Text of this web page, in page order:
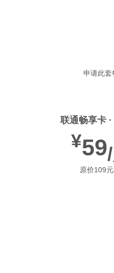
申请此套
联通畅享卡
¥59
原价109